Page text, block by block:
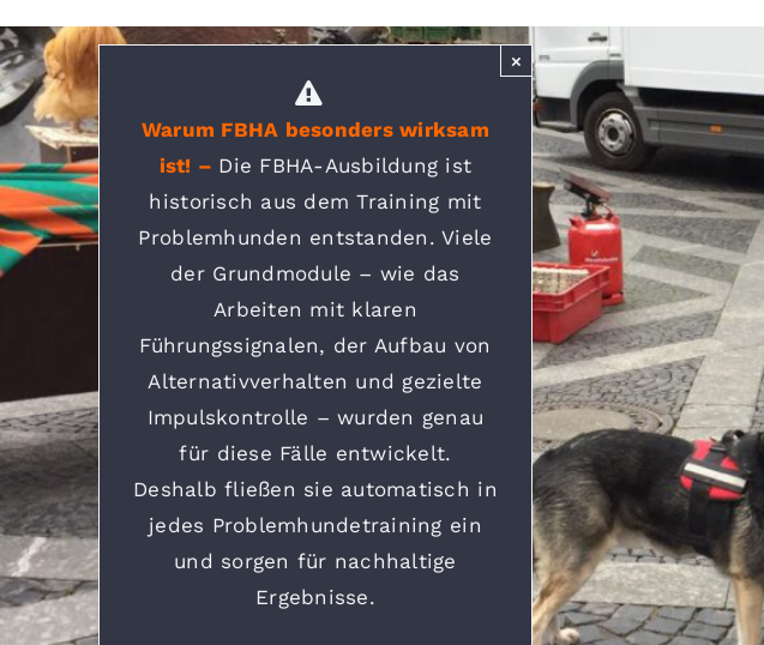
Warum FBHA besonders wirksam
ist! – Die FBHA-Ausbildung ist
historisch aus dem Training mit
Problemhunden entstanden. Viele
der Grundmodule – wie das
Arbeiten mit klaren
Führungssignalen, der Aufbau von
Alternativverhalten und gezielte
Impulskontrolle – wurden genau
für diese Fälle entwickelt.
Deshalb fließen sie automatisch in
jedes Problemhundetraining ein
und sorgen für nachhaltige
Ergebnisse.
×